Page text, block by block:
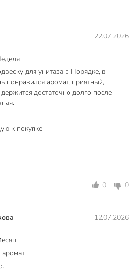
22.07.2026
для унитаза в Порядке, в
понравился аромат, приятный,
достаточно долго после
к покупке
0 0
12.07.2026